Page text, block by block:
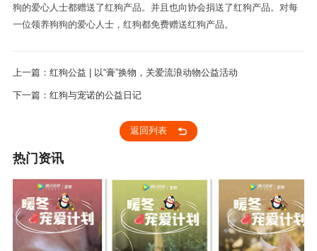
狗的爱心人士都赠送了红狗产品。并且也向协会捐送了红狗产品。对每
一位领养狗狗的爱心人士，红狗都免费赠送红狗产品。
上一篇：红狗公益 | 以“膏”换物，关爱流浪动物公益活动
下一篇：红狗与宠诺的公益日记
返回列表
热门资讯